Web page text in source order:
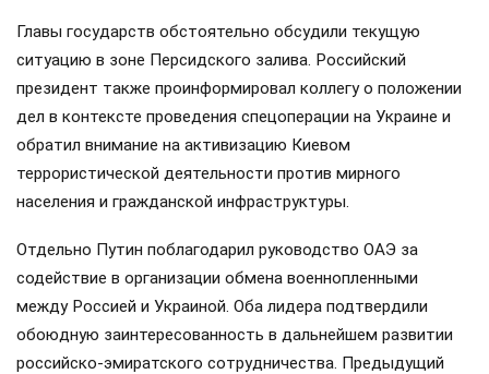
Главы государств обстоятельно обсудили текущую
ситуацию в зоне Персидского залива. Российский
президент также проинформировал коллегу о положении
дел в контексте проведения спецоперации на Украине и
обратил внимание на активизацию Киевом
террористической деятельности против мирного
населения и гражданской инфраструктуры.
Отдельно Путин поблагодарил руководство ОАЭ за
содействие в организации обмена военнопленными
между Россией и Украиной. Оба лидера подтвердили
обоюдную заинтересованность в дальнейшем развитии
российско-эмиратского сотрудничества. Предыдущий